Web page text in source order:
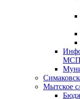
МСП
Мытское